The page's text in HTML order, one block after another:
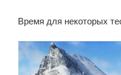
Время для некоторых